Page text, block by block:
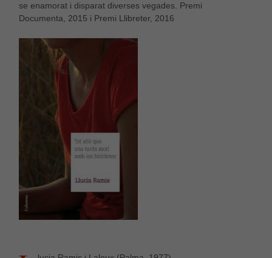
se enamorat i disparat diverses vegades. Premi
Documenta, 2015 i Premi Llibreter, 2016